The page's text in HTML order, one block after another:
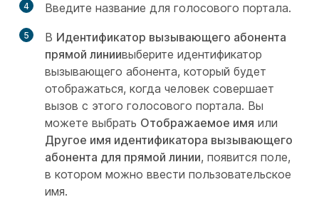
4 Введите название для голосового портала.
5 В Идентификатор вызывающего абонента
прямой линиивыберите идентификатор
вызывающего абонента, который будет
отображаться, когда человек совершает
вызов с этого голосового портала. Вы
можете выбрать Отображаемое имя или
Другое имя идентификатора вызывающего
абонента для прямой линии, появится поле,
в котором можно ввести пользовательское
имя.